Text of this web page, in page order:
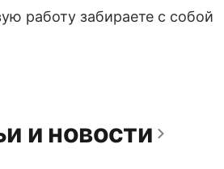
работу забираете с собой
и новости